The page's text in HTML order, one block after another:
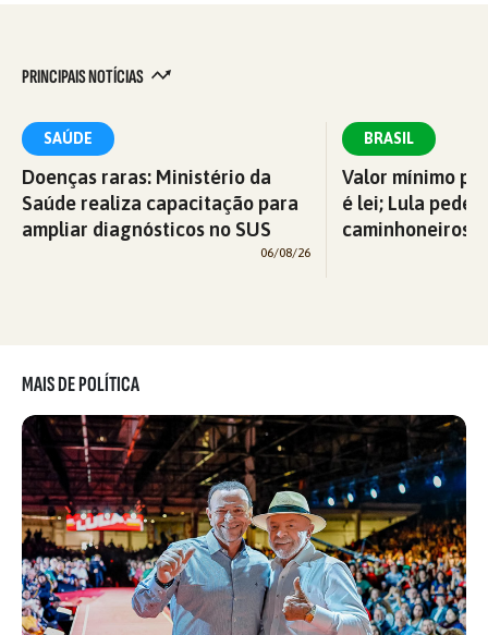
PRINCIPAIS NOTÍCIAS
SAÚDE
Doenças raras: Ministério da
Saúde realiza capacitação para
ampliar diagnósticos no SUS
06/08/26
BRASIL
Valor mínimo
é lei; Lula pede
caminhoneiros
MAIS DE POLÍTICA